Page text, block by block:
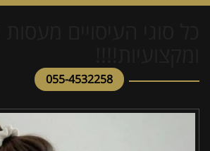
055-4532258